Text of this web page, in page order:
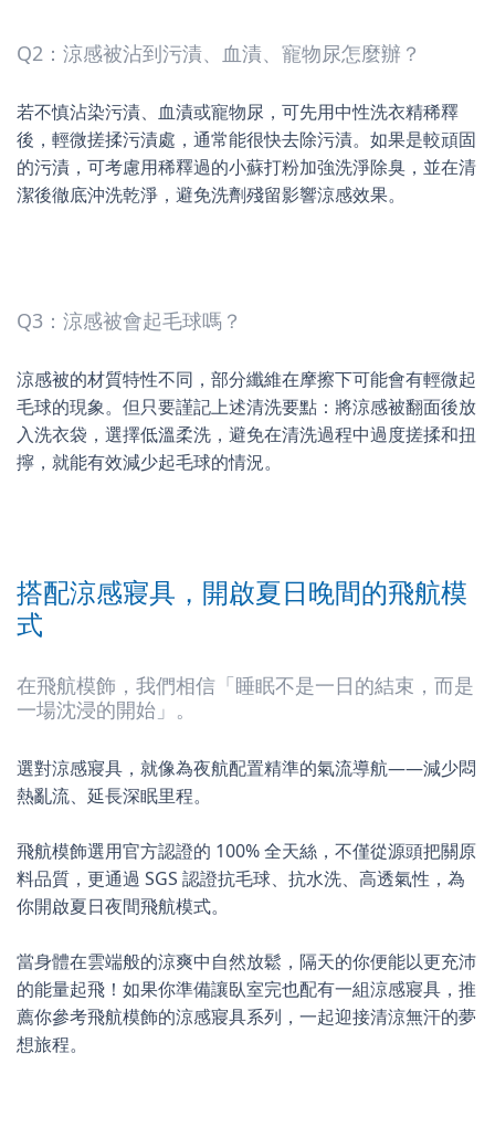
Q2：涼感被沾到污漬、血漬、寵物尿怎麼辦？
若不慎沾染污漬、血漬或寵物尿，可先用中性洗衣精稀釋
後，輕微搓揉污漬處，通常能很快去除污漬。如果是較頑固
的污漬，可考慮用稀釋過的小蘇打粉加強洗淨除臭，並在清
潔後徹底沖洗乾淨，避免洗劑殘留影響涼感效果。
Q3：涼感被會起毛球嗎？
涼感被的材質特性不同，部分纖維在摩擦下可能會有輕微起
毛球的現象。但只要謹記上述清洗要點：將涼感被翻面後放
入洗衣袋，選擇低溫柔洗，避免在清洗過程中過度搓揉和扭
擰，就能有效減少起毛球的情況。
搭配涼感寢具，開啟夏日晚間的飛航模
式
在飛航模飾，我們相信「睡眠不是一日的結束，而是
一場沈浸的開始」。
選對涼感寢具，就像為夜航配置精準的氣流導航——減少悶
熱亂流、延長深眠里程。
飛航模飾選用官方認證的 100% 全天絲，不僅從源頭把關原
料品質，更通過 SGS 認證抗毛球、抗水洗、高透氣性，為
你開啟夏日夜間飛航模式。
當身體在雲端般的涼爽中自然放鬆，隔天的你便能以更充沛
的能量起飛！如果你準備讓臥室完也配有一組涼感寢具，推
薦你參考飛航模飾的涼感寢具系列，一起迎接清涼無汗的夢
想旅程。